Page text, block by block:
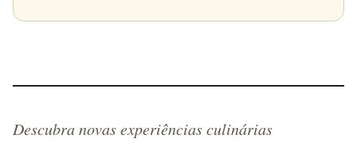
Descubra novas experiências culinárias